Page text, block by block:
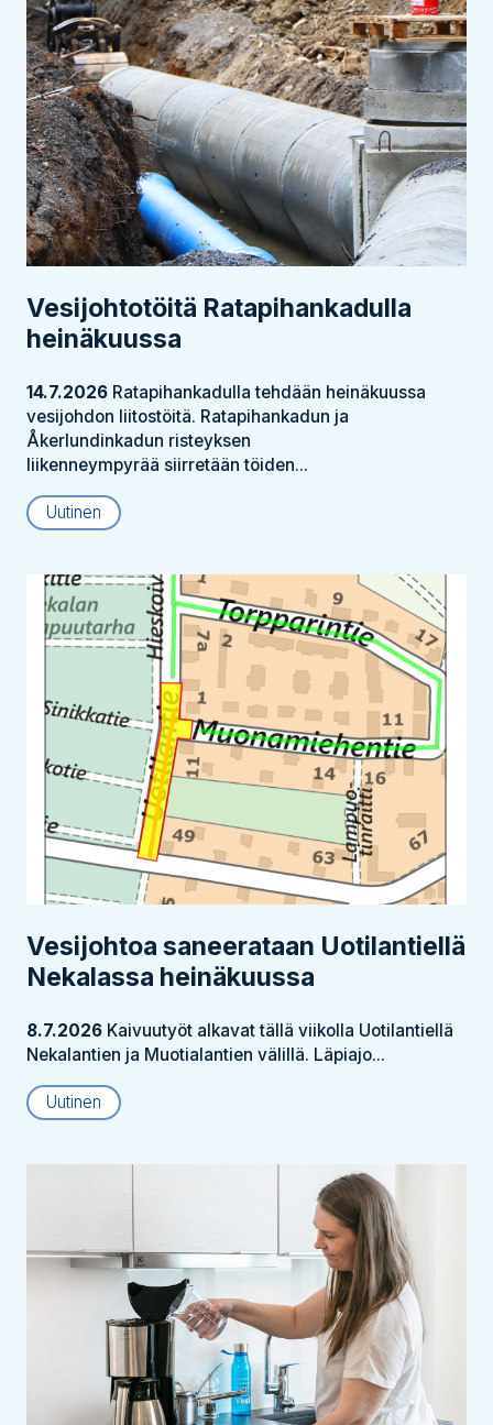
Vesijohtotöitä Ratapihankadulla
heinäkuussa
14.7.2026 Ratapihankadulla tehdään heinäkuussa
vesijohdon liitostöitä. Ratapihankadun ja
Åkerlundinkadun risteyksen
liikenneympyrää siirretään töiden...
Uutinen
Vesijohtoa saneerataan Uotilantiellä
Nekalassa heinäkuussa
8.7.2026 Kaivuutyöt alkavat tällä viikolla Uotilantiellä
Nekalantien ja Muotialantien välillä. Läpiajo...
Uutinen